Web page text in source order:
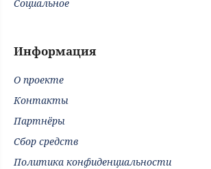
Социальное
Информация
О проекте
Контакты
Партнёры
Сбор средств
Политика конфиденциальности